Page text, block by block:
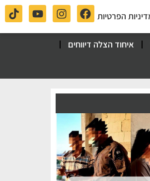
הפרטיות
איחוד הצלה דיווחים